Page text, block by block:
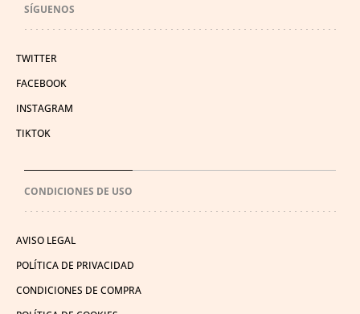
SÍGUENOS
TWITTER
FACEBOOK
INSTAGRAM
TIKTOK
CONDICIONES DE USO
AVISO LEGAL
POLÍTICA DE PRIVACIDAD
CONDICIONES DE COMPRA